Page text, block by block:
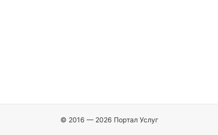
© 2016 — 2026 Портал Услуг